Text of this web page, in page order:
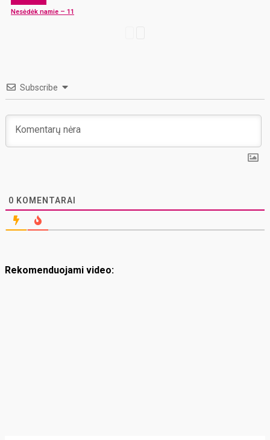
Nesėdėk namie – 11
Subscribe
0 KOMENTARAI
Rekomenduojami video: